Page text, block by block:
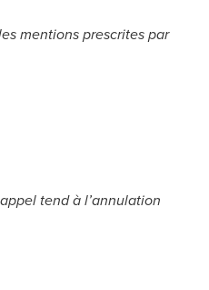
mentions prescrites par
tend à l’annulation